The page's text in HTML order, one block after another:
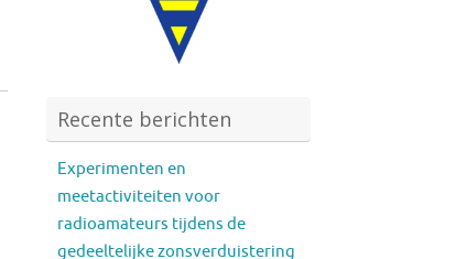
Recente berichten
Experimenten en
meetactiviteiten voor
radioamateurs tijdens de
gedeeltelijke zonsverduistering